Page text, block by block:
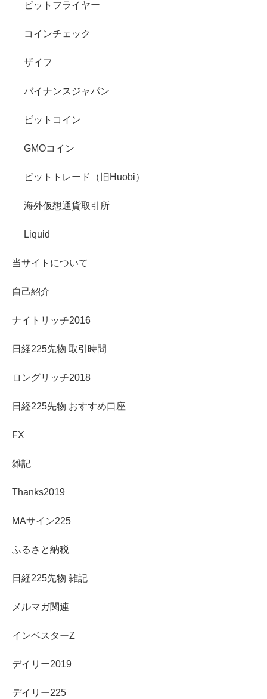
ビットフライヤー
コインチェック
ザイフ
バイナンスジャパン
ビットコイン
GMOコイン
ビットトレード（旧Huobi）
海外仮想通貨取引所
Liquid
当サイトについて
自己紹介
ナイトリッチ2016
日経225先物 取引時間
ロングリッチ2018
日経225先物 おすすめ口座
FX
雑記
Thanks2019
MAサイン225
ふるさと納税
日経225先物 雑記
メルマガ関連
インベスターZ
デイリー2019
デイリー225